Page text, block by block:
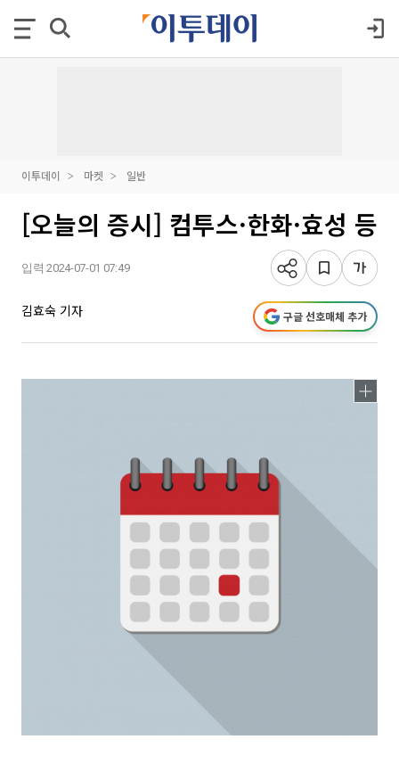
이투데이 마켓 일반
[오늘의 증시] 컴투스·한화·효성 등
입력 2024-07-01 07:49
김효숙 기자 구글 선호매체 추가